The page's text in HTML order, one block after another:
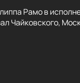
Рамо в
Чайковского,